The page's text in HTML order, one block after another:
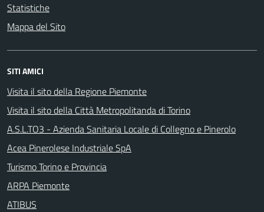
Statistiche
Mappa del Sito
SITI AMICI
Visita il sito della Regione Piemonte
Visita il sito della Città Metropolitanda di Torino
A.S.L.TO3 - Azienda Sanitaria Locale di Collegno e Pinerolo
Acea Pinerolese Industriale SpA
Turismo Torino e Provincia
ARPA Piemonte
ATIBUS